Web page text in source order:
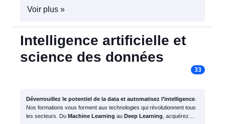
sécuriser les applications de demain.
Voir plus »
Intelligence artificielle et
science des données
33
Déverrouillez le potentiel de la data et automatisez l’intelligence
Nos formations vous forment aux technologies qui révolutionnent tous
les secteurs. Du Machine Learning au Deep Learning , acquérez